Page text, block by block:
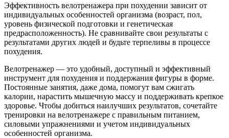
Эффективность велотренажера при похудении зависит от
индивидуальных особенностей организма (возраст, пол,
уровень физической подготовки и генетическая
предрасположенность). Не сравнивайте свои результаты с
результатами других людей и будьте терпеливы в процессе
похудения.
Велотренажер — это удобный, доступный и эффективный
инструмент для похудения и поддержания фигуры в форме.
Постоянные занятия, даже дома, помогут вам сжигать
калории, нарастить мышечную массу и поддерживать крепкое
здоровье. Чтобы добиться наилучших результатов, сочетайте
тренировки на велотренажере с правильным питанием,
силовыми упражнениями и учетом индивидуальных
особенностей организма.